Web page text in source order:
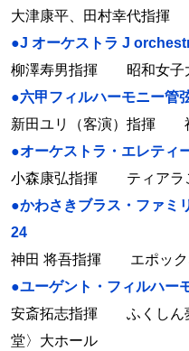
大津康平、田村幸代指
●J オーケストラ J
柳澤寿男指揮 昭和女子
●六甲フィルハーモニー管
新田ユリ（客演）指揮
●オーケストラ・エレティ
小森康弘指揮 ティアラ
●かわさきブラス・ファミ
24
神田 将吾指揮 エポック
●ユーゲント・フィルハー
安斎拓志指揮 ふくしん
堂〉大ホール